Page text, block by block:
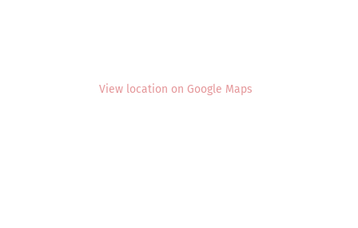
View location on Google Maps